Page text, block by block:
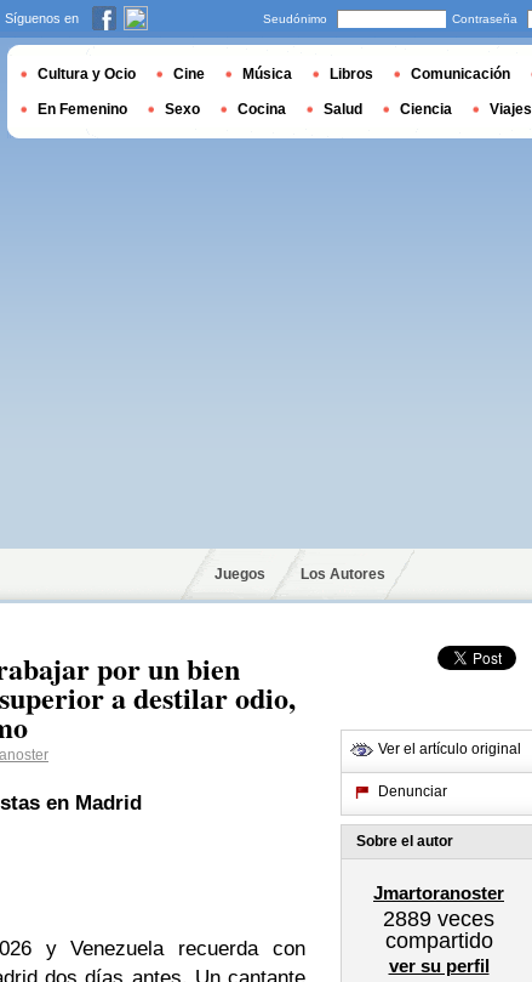
Juegos Los Autores
por un bien
a destilar odio,
en Madrid
y Venezuela recuerda con
Ver el artículo original
Denunciar
Sobre el autor
Jmartoranoster
2889 veces
compartido
ver su perfil
Síguenos en Seudónimo Contraseña
Cultura y Ocio Cine Música Libros Comunicación
En Femenino Sexo Cocina Salud Ciencia Viajes